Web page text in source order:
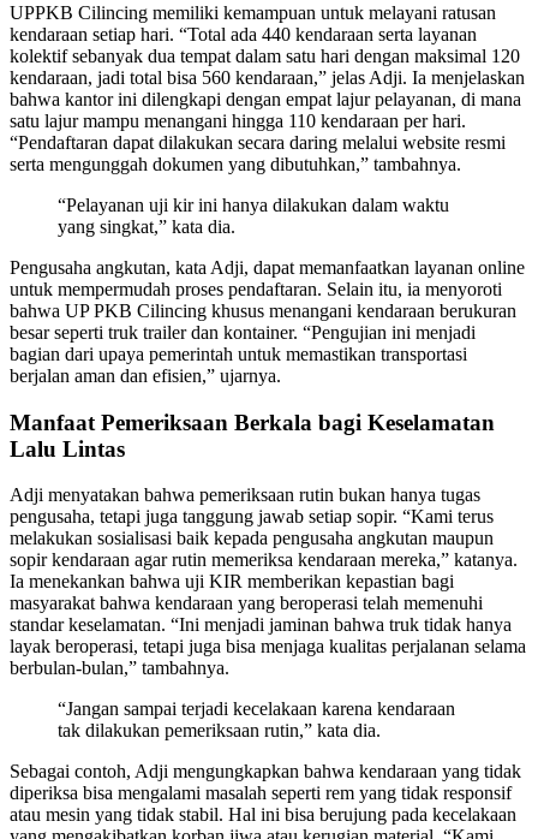
UPPKB Cilincing memiliki kemampuan untuk melayani ratusan
kendaraan setiap hari. “Total ada 440 kendaraan serta layanan
kolektif sebanyak dua tempat dalam satu hari dengan maksimal 120
kendaraan, jadi total bisa 560 kendaraan,” jelas Adji. Ia menjelaskan
bahwa kantor ini dilengkapi dengan empat lajur pelayanan, di mana
satu lajur mampu menangani hingga 110 kendaraan per hari.
“Pendaftaran dapat dilakukan secara daring melalui website resmi
serta mengunggah dokumen yang dibutuhkan,” tambahnya.
“Pelayanan uji kir ini hanya dilakukan dalam waktu
yang singkat,” kata dia.
Pengusaha angkutan, kata Adji, dapat memanfaatkan layanan online
untuk mempermudah proses pendaftaran. Selain itu, ia menyoroti
bahwa UP PKB Cilincing khusus menangani kendaraan berukuran
besar seperti truk trailer dan kontainer. “Pengujian ini menjadi
bagian dari upaya pemerintah untuk memastikan transportasi
berjalan aman dan efisien,” ujarnya.
Manfaat Pemeriksaan Berkala bagi Keselamatan
Lalu Lintas
Adji menyatakan bahwa pemeriksaan rutin bukan hanya tugas
pengusaha, tetapi juga tanggung jawab setiap sopir. “Kami terus
melakukan sosialisasi baik kepada pengusaha angkutan maupun
sopir kendaraan agar rutin memeriksa kendaraan mereka,” katanya.
Ia menekankan bahwa uji KIR memberikan kepastian bagi
masyarakat bahwa kendaraan yang beroperasi telah memenuhi
standar keselamatan. “Ini menjadi jaminan bahwa truk tidak hanya
layak beroperasi, tetapi juga bisa menjaga kualitas perjalanan selama
berbulan-bulan,” tambahnya.
“Jangan sampai terjadi kecelakaan karena kendaraan
tak dilakukan pemeriksaan rutin,” kata dia.
Sebagai contoh, Adji mengungkapkan bahwa kendaraan yang tidak
diperiksa bisa mengalami masalah seperti rem yang tidak responsif
atau mesin yang tidak stabil. Hal ini bisa berujung pada kecelakaan